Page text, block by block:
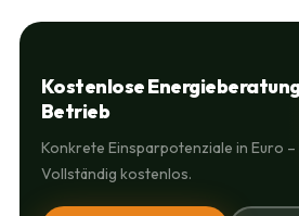
Kostenlose
Betrieb
Konkrete Einsparpotenziale in Euro –
Vollständig kostenlos.